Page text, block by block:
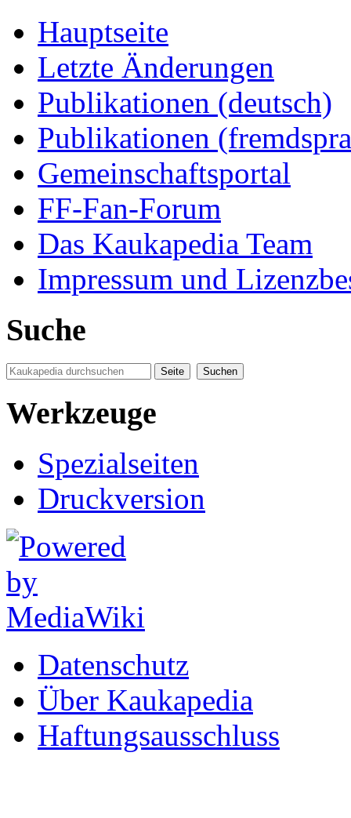
Hauptseite
Letzte Änderungen
Publikationen (deutsch)
Publikationen
Gemeinschaftsportal
FF-Fan-Forum
Das Kaukapedia Team
Impressum und
Suche
Werkzeuge
Spezialseiten
Druckversion
Datenschutz
Über Kaukapedia
Haftungsausschluss